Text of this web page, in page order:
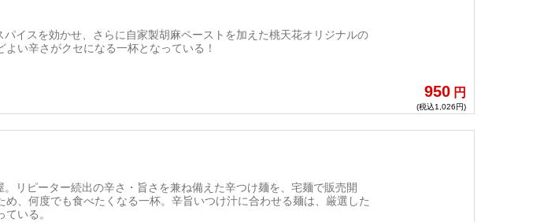
イスを効かせ、さらに自家製胡麻ペーストを加えた桃天花オリジナルの
い辛さがクセになる一杯となっている！
950 円
(税込1,026円)
リピーター続出の辛さ・旨さを兼ね備えた辛つけ麺を、宅麺で販売開
、何度でも食べたくなる一杯。辛旨いつけ汁に合わせる麺は、厳選した
いる。